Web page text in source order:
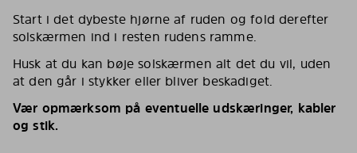
Start i det dybeste hjørne af ruden og fold derefter
solskærmen ind i resten rudens ramme.
Husk at du kan bøje solskærmen alt det du vil, uden
at den går i stykker eller bliver beskadiget.
Vær opmærksom på eventuelle udskæringer, kabler
og stik.